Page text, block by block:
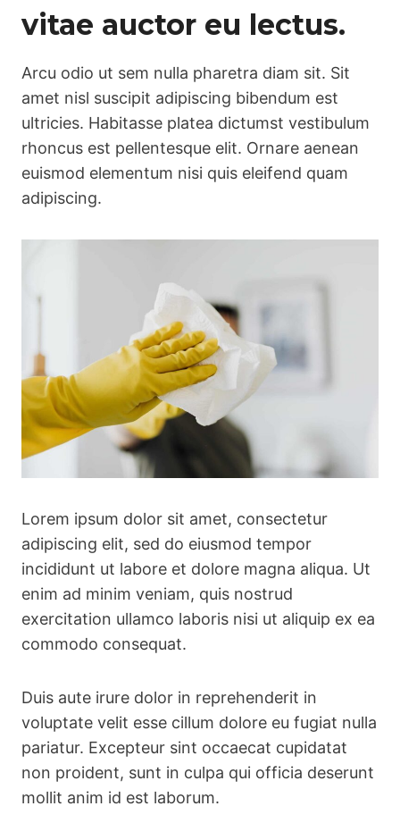
vitae auctor eu lectus.
Arcu odio ut sem nulla pharetra diam sit. Sit
amet nisl suscipit adipiscing bibendum est
ultricies. Habitasse platea dictumst vestibulum
rhoncus est pellentesque elit. Ornare aenean
euismod elementum nisi quis eleifend quam
adipiscing.
Lorem ipsum dolor sit amet, consectetur
adipiscing elit, sed do eiusmod tempor
incididunt ut labore et dolore magna aliqua. Ut
enim ad minim veniam, quis nostrud
exercitation ullamco laboris nisi ut aliquip ex ea
commodo consequat.
Duis aute irure dolor in reprehenderit in
voluptate velit esse cillum dolore eu fugiat nulla
pariatur. Excepteur sint occaecat cupidatat
non proident, sunt in culpa qui officia deserunt
mollit anim id est laborum.